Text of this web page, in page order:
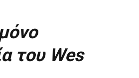
του Wes